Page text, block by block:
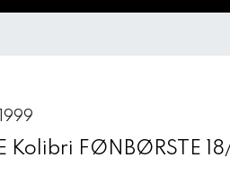
Kolibri FØNBØRSTE